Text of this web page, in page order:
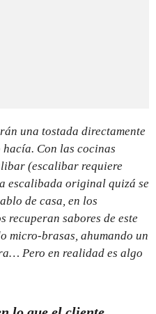
una tostada directamente
Con las cocinas
(escalibar requiere
escalibada original quizá se
de casa, en los
recuperan sabores de este
micro-brasas, ahumando un
Pero en realidad es algo